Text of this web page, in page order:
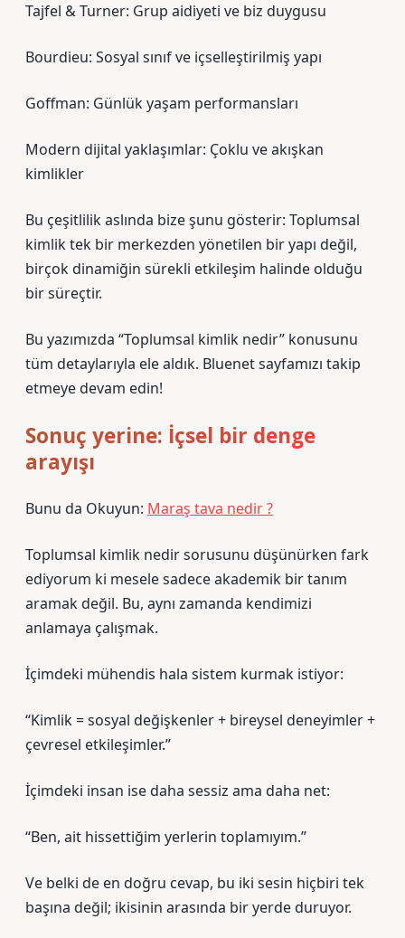
Tajfel & Turner: Grup aidiyeti ve biz duygusu
Bourdieu: Sosyal sınıf ve içselleştirilmiş yapı
Goffman: Günlük yaşam performansları
Modern dijital yaklaşımlar: Çoklu ve akışkan
kimlikler
Bu çeşitlilik aslında bize şunu gösterir: Toplumsal
kimlik tek bir merkezden yönetilen bir yapı değil,
birçok dinamiğin sürekli etkileşim halinde olduğu
bir süreçtir.
Bu yazımızda “Toplumsal kimlik nedir” konusunu
tüm detaylarıyla ele aldık. Bluenet sayfamızı takip
etmeye devam edin!
Sonuç yerine: İçsel bir denge
arayışı
Bunu da Okuyun: Maraş tava nedir ?
Toplumsal kimlik nedir sorusunu düşünürken fark
ediyorum ki mesele sadece akademik bir tanım
aramak değil. Bu, aynı zamanda kendimizi
anlamaya çalışmak.
İçimdeki mühendis hala sistem kurmak istiyor:
“Kimlik = sosyal değişkenler + bireysel deneyimler +
çevresel etkileşimler.”
İçimdeki insan ise daha sessiz ama daha net:
“Ben, ait hissettiğim yerlerin toplamıyım.”
Ve belki de en doğru cevap, bu iki sesin hiçbiri tek
başına değil; ikisinin arasında bir yerde duruyor.